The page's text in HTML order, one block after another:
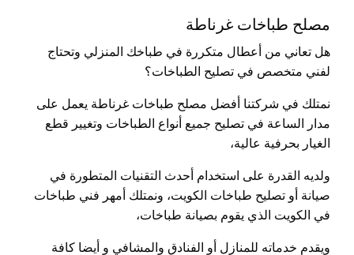
مصلح طباخات غرناطة
هل تعاني من أعطال متكررة في طباخك المنزلي وتحتاج
لفني متخصص في تصليح الطباخات؟
نمتلك في شركتنا أفضل مصلح طباخات غرناطة يعمل على
مدار الساعة في تصليح جميع أنواع الطباخات وتغيير قطع
الغيار بحرفية عالية،
ولديه القدرة على استخدام أحدث التقنيات المتطورة في
صيانة أو تصليح طباخات الكويت، ونمتلك أمهر فني طباخات
في الكويت الذي يقوم بصيانة طباخات،
ويقدم خدماته للمنازل أو الفنادق والمشافي و أيضا كافة